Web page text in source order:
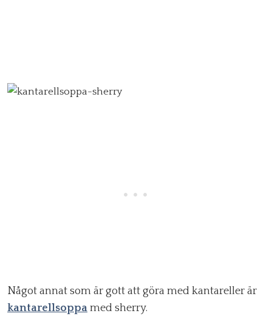
Något annat som är gott att göra med kantareller är
kantarellsoppa med sherry.